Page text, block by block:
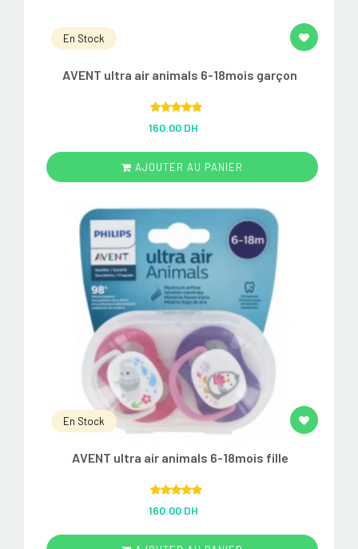
En Stock
AVENT ultra air animals 6-18mois garçon
out of 5
160.00 DH
AJOUTER AU PANIER
En Stock
AVENT ultra air animals 6-18mois fille
out of 5
160.00 DH